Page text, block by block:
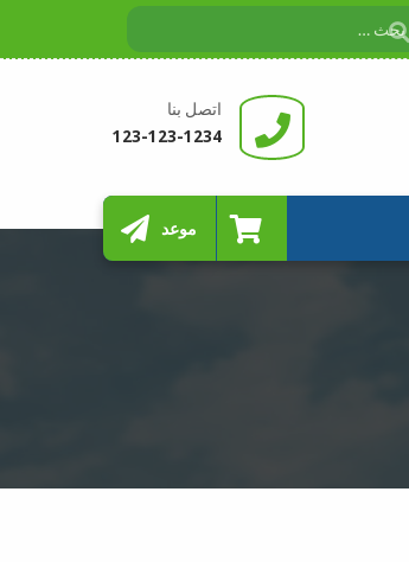
اتصل بنا
123-123-1234
موعد